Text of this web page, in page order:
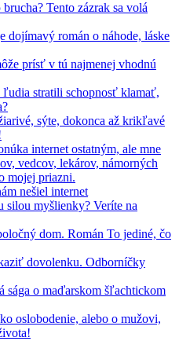
Tento zázrak sa volá
dojímavý román o náhode, láske
prísť v tú najmenej vhodnú
ľudia stratili schopnosť klamať,
sýte, dokonca až krikľavé
internet ostatným, ale mne
vedcov, lekárov, námorných
mojej priazni.
nešiel internet
silou myšlienky? Veríte na
dom. Román To jediné, čo
dovolenku. Odborníčky
sága o maďarskom šľachtickom
oslobodenie, alebo o mužovi,